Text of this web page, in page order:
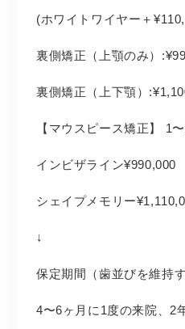
(ホワイトワイヤー＋
裏側矯正（上顎のみ）
裏側矯正（上下顎）
【マウスピース矯正】 1
インビザライン¥990,000
シェイプメモリー
↓
保定期間（歯並びを維持
4〜6ヶ月に1度の来院、2